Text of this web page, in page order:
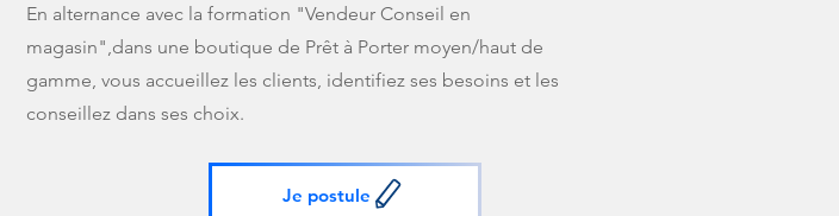
En alternance avec la formation "Vendeur Conseil en
magasin",dans une boutique de Prêt à Porter moyen/haut de
gamme, vous accueillez les clients, identifiez ses besoins et les
conseillez dans ses choix.
Je postule